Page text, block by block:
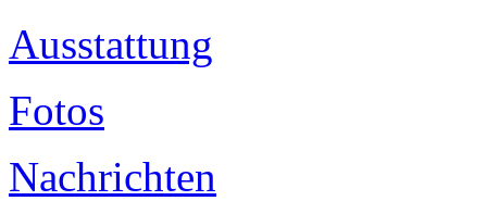
Ausstattung
Fotos
Nachrichten